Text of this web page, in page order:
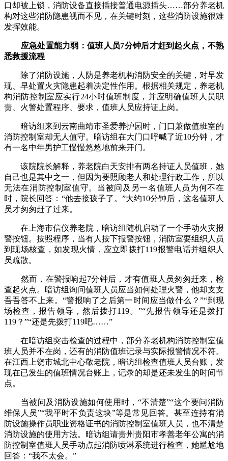
口却被上锁，消防设备直接插接普通电源插头……部分养老机
构对这些消防隐患视而不见，在关键时刻，这些消防设施很难
发挥效能。
应急处置能力弱：值班人员7分钟后才赶到起火点，不熟
悉救援流程
除了消防设施，人防是养老机构消防安全的关键，对早发
现、早处置火灾隐患起着决定性作用。根据相关规定，养老机
构消防控制室应实行24小时值班制度，并应明确值班人员职
责、火警处置程序、要求，值班人员应持证上岗。
暗访组来到云南曲靖市圣爱养护园时，门口兼做值班室的
消防控制室却无人值守。暗访组在大门口呼喊了近10分钟，才
有一名中年男护工慢慢悠悠地前来开门。
该院院长解释，养老院白天安排有两名持证人员值班，她
自己也是其中之一，但因为要照顾老人和处理行政工作，所以
无法在消防控制室值守。当被问及另一名值班人员为何不在
时，院长回答：“他去接孩子了。”大约10分钟后，这名值班人
员才匆匆赶了过来。
在上海市信仪养老院，暗访组随机启动了一个手动火灾报
警按钮。按照程序，当有人按下报警按钮，消防室要组织人员
到现场核查，如发现火情，应立即拨打119报警电话并组织人
员疏散。
然而，在警报响起7分钟后，才有值班人员匆匆赶来，检
查起火点。暗访组询问值班人员应当如何处理火警，他却支支
吾吾答不上来。“警报响了之后第一时间应当做什么？”“到现
场检查，报告领导，然后拨打119。”“先报告领导还是拨打
119？”“还是先拨打119吧……”
在暗访组突击检查的过程中，部分养老机构消防控制室值
班人员并不在岗，还有的消防值班记录与实际报警情况不符。
在江西上饶市城北中心敬老院，暗访组检查值班人员台账，发
现在已发生的值班情况台账上，记录的却是还未发生的时间节
点。
当被问及消防设施如何使用时，“不清楚”“这个要问消防
维保人员”“我平时不负责这块”等是常见回答。甚至连持有消
防设施操作员职业资格证书的消防控制室值班人员，也不清楚
消防设施的使用方法。暗访组请贵州贵阳市孝善老年公寓的消
防控制室值班人员手动点起消防喷淋系统进行检查，她尴尬地
回答：“我不太会。”